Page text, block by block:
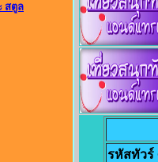
สตูล
รหัสทัวร์